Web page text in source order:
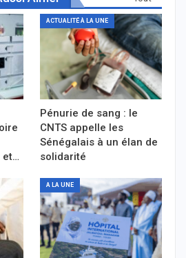
et…
ACTUALITÉ À LA UNE
Pénurie de sang : le
CNTS appelle les
Sénégalais à un élan de
solidarité
A LA UNE